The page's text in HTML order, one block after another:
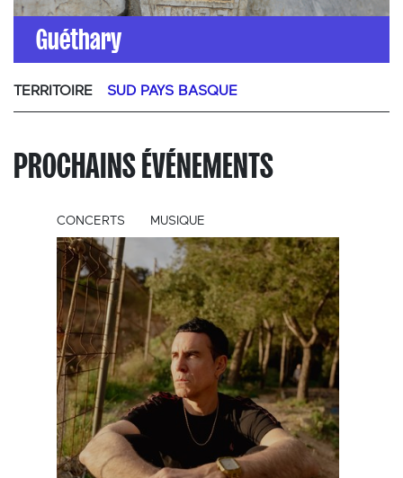
Guéthary
TERRITOIRE SUD PAYS BASQUE
PROCHAINS ÉVÉNEMENTS
CONCERTS MUSIQUE